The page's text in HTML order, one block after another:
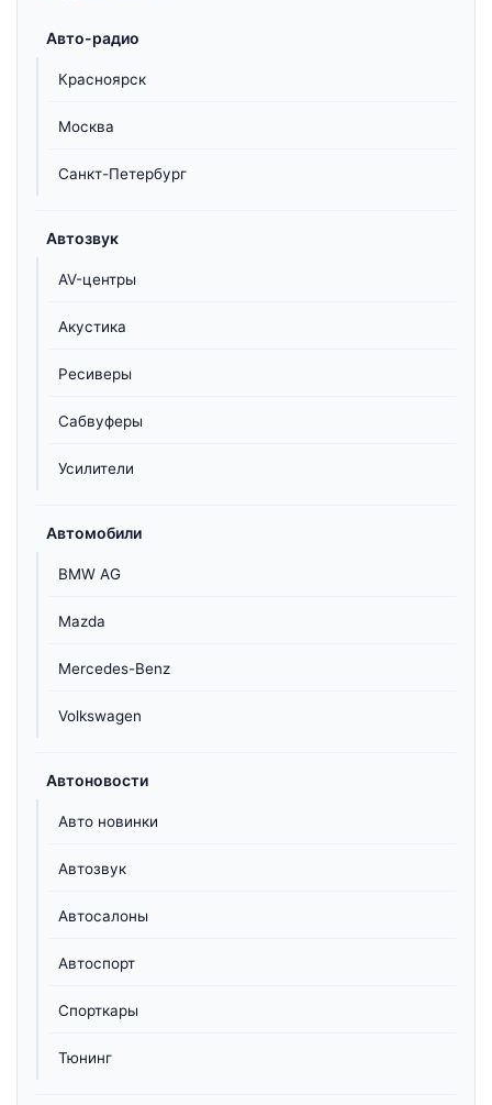
Авто-радио
Красноярск
Москва
Санкт-Петербург
Автозвук
AV-центры
Акустика
Ресиверы
Сабвуферы
Усилители
Автомобили
BMW AG
Mazda
Mercedes-Benz
Volkswagen
Автоновости
Авто новинки
Автозвук
Автосалоны
Автоспорт
Спорткары
Тюнинг